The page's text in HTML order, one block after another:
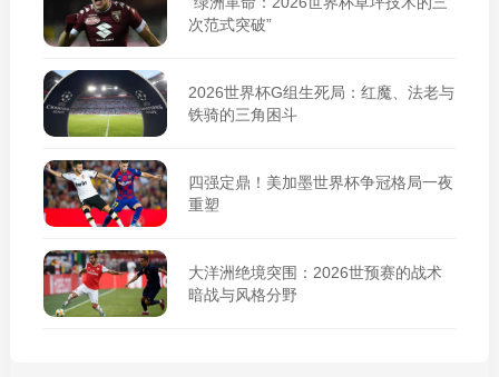
次范式突破”
2026世界杯G组生死局：红魔、法老与
铁骑的三角困斗
四强定鼎！美加墨世界杯争冠格局一夜
重塑
大洋洲绝境突围：2026世预赛的战术
暗战与风格分野